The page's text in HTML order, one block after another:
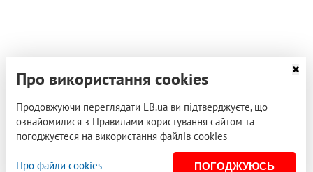
Про використання cookies
Продовжуючи переглядати LB.ua ви підтверджуєте, що
ознайомилися з Правилами користування сайтом та
погоджуєтеся на використання файлів cookies
Про файли cookies ПОГОДЖУЮСЬ